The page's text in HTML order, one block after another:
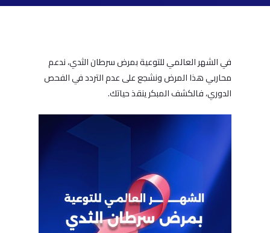
في الشهر العالمي للتوعية بمرض سرطان الثدي، ندعم
محاربي هذا المرض ونشجع على عدم التردد في الفحص
الدوري، فالكشف المبكر ينقذ حياتك.